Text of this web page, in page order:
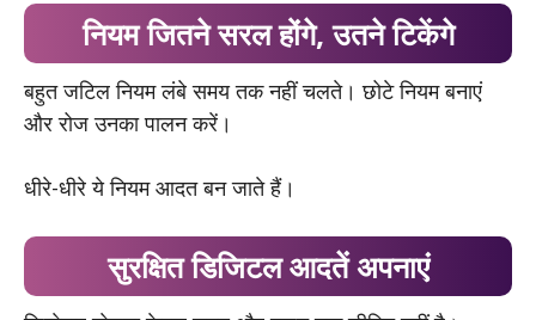
नियम जितने सरल होंगे, उतने टिकेंगे
बहुत जटिल नियम लंबे समय तक नहीं चलते। छोटे नियम बनाएं
और रोज उनका पालन करें।
धीरे-धीरे ये नियम आदत बन जाते हैं।
सुरक्षित डिजिटल आदतें अपनाएं